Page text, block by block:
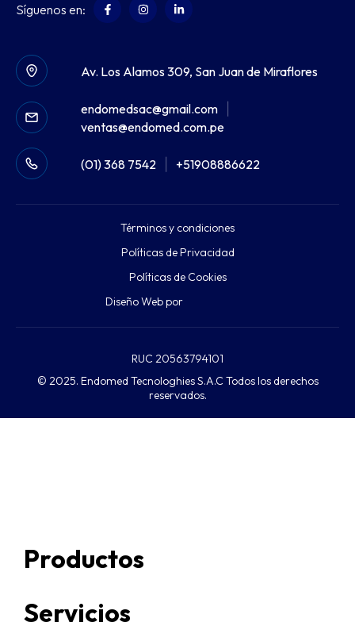
Av. Los Alamos 309, San Juan de Miraflores
endomedsac@gmail.com
ventas@endomed.com.pe
(01) 368 7542 +51908886622
Síguenos en:
Términos y condiciones
Políticas de Privacidad
Políticas de Cookies
Diseño Web por
RUC 20563794101
© 2025. Endomed Tecnologhies S.A.C Todos los derechos
reservados.
Productos
Servicios